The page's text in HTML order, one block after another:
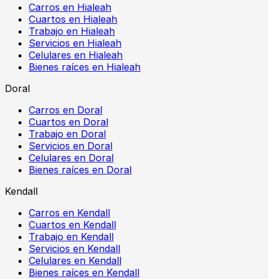
Carros en Hialeah
Cuartos en Hialeah
Trabajo en Hialeah
Servicios en Hialeah
Celulares en Hialeah
Bienes raíces en Hialeah
Doral
Carros en Doral
Cuartos en Doral
Trabajo en Doral
Servicios en Doral
Celulares en Doral
Bienes raíces en Doral
Kendall
Carros en Kendall
Cuartos en Kendall
Trabajo en Kendall
Servicios en Kendall
Celulares en Kendall
Bienes raíces en Kendall